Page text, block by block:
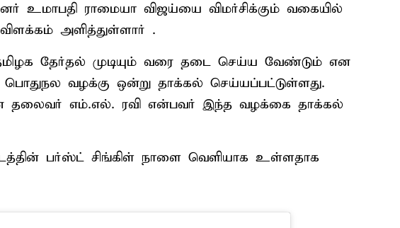
உமாபதி ராமையா விஜய்யை விமர்சிக்கும் வகையில்
அளித்துள்ளார் .
தமிழக தேர்தல் முடியும் வரை தடை செய்ய வேண்டும் என
வழக்கு ஒன்று தாக்கல் செய்யப்பட்டுள்ளது.
தலைவர் எம்.எல். ரவி என்பவர் இந்த வழக்கை தாக்கல்
படத்தின் பர்ஸ்ட் சிங்கிள் நாளை வெளியாக உள்ளதாக